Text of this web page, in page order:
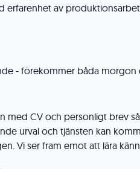
erfarenhet av
- förekommer båda morgon
med CV och personligt brev
urval och tjänsten kan
Vi ser fram emot att lära